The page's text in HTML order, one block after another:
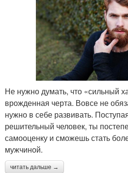
Не нужно думать, что «сильный
врожденная черта. Вовсе не
нужно в себе развивать.
решительный человек, ты
самооценку и сможешь стать
мужчиной.
читать дальше →